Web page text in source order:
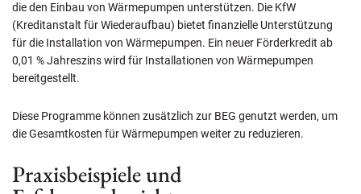
die den Einbau von Wärmepumpen unterstützen. Die KfW
(Kreditanstalt für Wiederaufbau) bietet finanzielle Unterstützung
für die Installation von Wärmepumpen. Ein neuer Förderkredit ab
0,01 % Jahreszins wird für Installationen von Wärmepumpen
bereitgestellt.
Diese Programme können zusätzlich zur BEG genutzt werden, um
die Gesamtkosten für Wärmepumpen weiter zu reduzieren.
Praxisbeispiele und